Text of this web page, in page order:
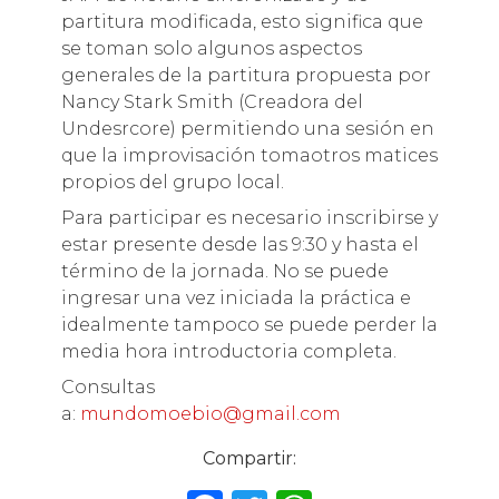
partitura modificada, esto significa que
se toman solo algunos aspectos
generales de la partitura propuesta por
Nancy Stark Smith (Creadora del
Undesrcore) permitiendo una sesión en
que la improvisación tomaotros matices
propios del grupo local.
Para participar es necesario inscribirse y
estar presente desde las 9:30 y hasta el
término de la jornada. No se puede
ingresar una vez iniciada la práctica e
idealmente tampoco se puede perder la
media hora introductoria completa.
Consultas
a: mundomoebio@gmail.com
Compartir: